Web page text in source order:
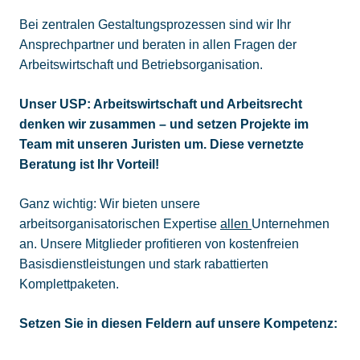
Bei zentralen Gestaltungsprozessen sind wir Ihr
Ansprechpartner und beraten in allen Fragen der
Arbeitswirtschaft und Betriebsorganisation.
Unser USP: Arbeitswirtschaft und Arbeitsrecht
denken wir zusammen – und setzen Projekte im
Team mit unseren Juristen um. Diese vernetzte
Beratung ist Ihr Vorteil!
Ganz wichtig: Wir bieten unsere
arbeitsorganisatorischen Expertise allen Unternehmen
an. Unsere Mitglieder profitieren von kostenfreien
Basisdienstleistungen und stark rabattierten
Komplettpaketen.
Setzen Sie in diesen Feldern auf unsere Kompetenz: